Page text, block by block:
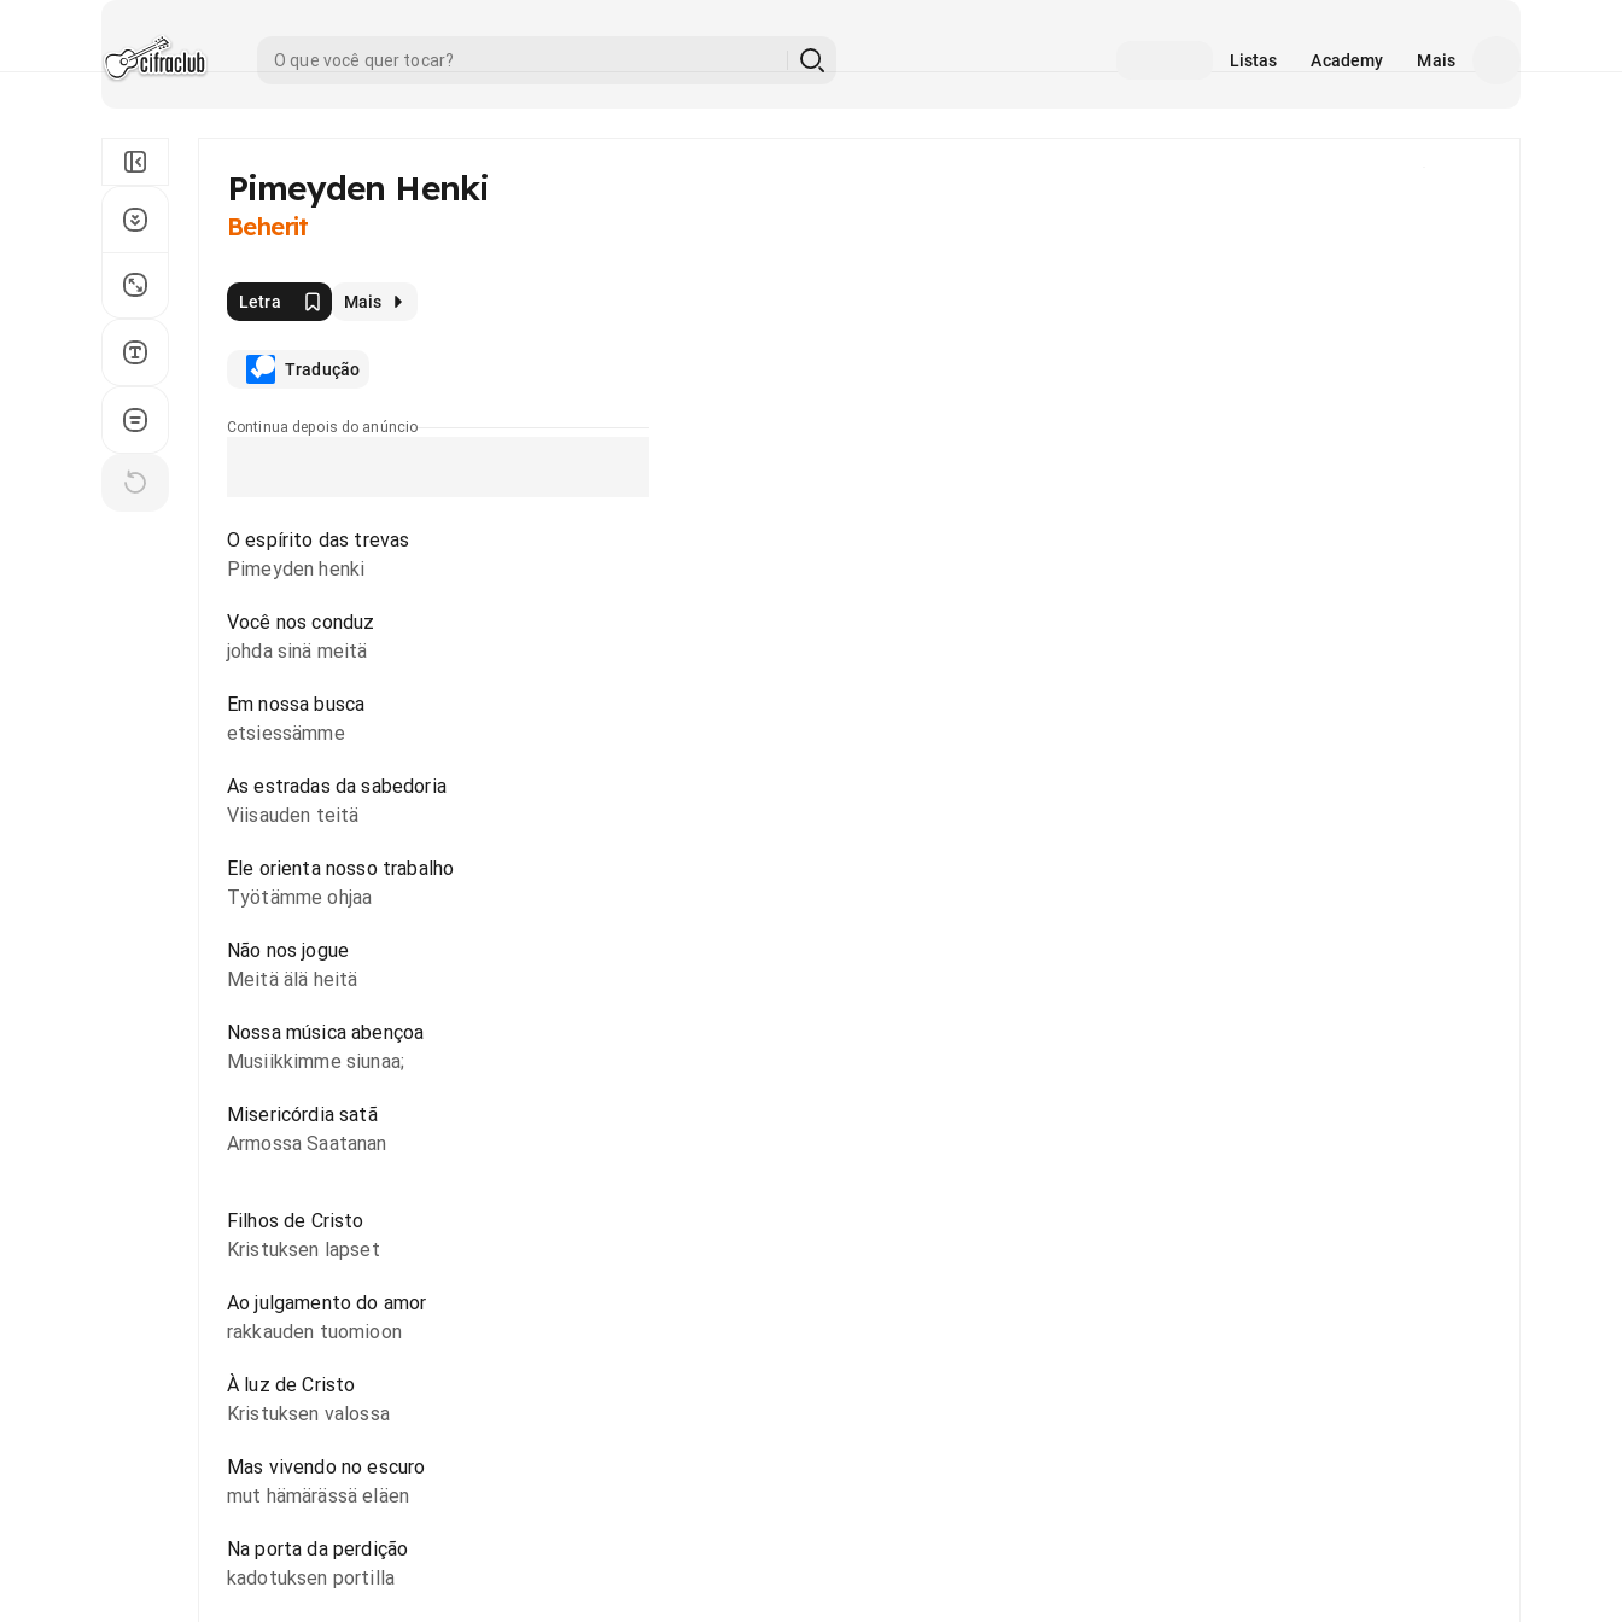
Listas Academy Mais
Pimeyden Henki
Beherit
Letra Mais
Tradução
Continua depois do anúncio
O espírito das trevas
Pimeyden henki
Você nos conduz
johda sinä meitä
Em nossa busca
etsiessämme
As estradas da sabedoria
Viisauden teitä
Ele orienta nosso trabalho
Työtämme ohjaa
Não nos jogue
Meitä älä heitä
Nossa música abençoa
Musiikkimme siunaa;
Misericórdia satã
Armossa Saatanan
Filhos de Cristo
Kristuksen lapset
Ao julgamento do amor
rakkauden tuomioon
À luz de Cristo
Kristuksen valossa
Mas vivendo no escuro
mut hämärässä eläen
Na porta da perdição
kadotuksen portilla